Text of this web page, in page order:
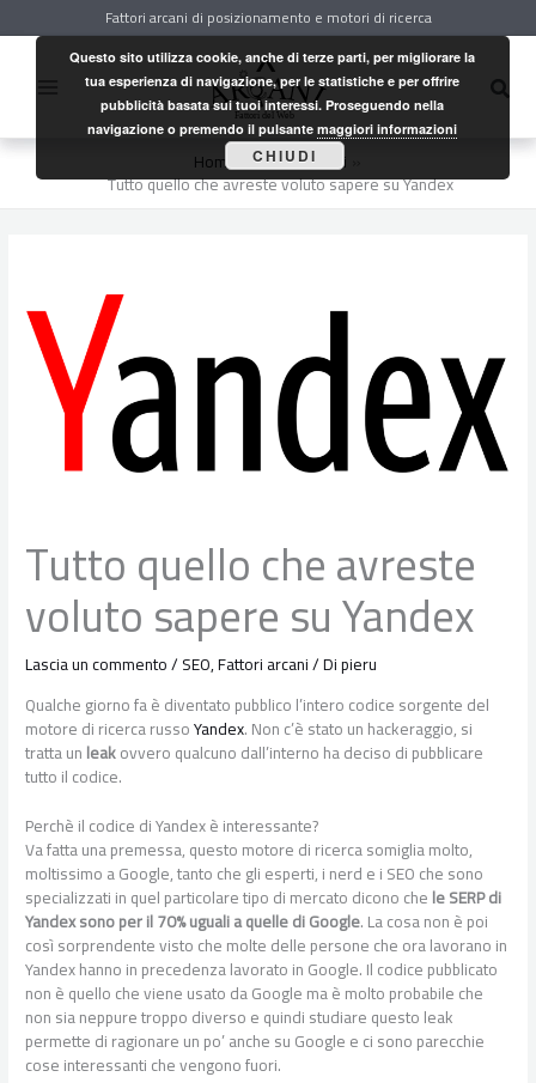
al
Fattori arcani di posizionamento e motori di ricerca
Home Fattori arcani
Tutto quello che avreste voluto sapere su Yandex
Tutto quello che avreste
voluto sapere su Yandex
Lascia un commento/SEO,Fattori arcani/ Dipieru
Qualche giorno fa è diventato pubblico l’intero codice sorgente del
motore di ricerca russoYandex. Non c’è stato un hackeraggio, si
tratta unleakovvero qualcuno dall’interno ha deciso di pubblicare
tutto il codice.
Perchè il codice di Yandex è interessante?
Va fatta una premessa, questo motore di ricerca somiglia molto,
moltissimo a Google, tanto che gli esperti, i nerd e i SEO che sono
specializzati in quel particolare tipo di mercato dicono chele SERP di
Yandex sono per il 70% uguali a quelle di Google. La cosa non è poi
così sorprendente visto che molte delle persone che ora lavorano in
Yandex hanno in precedenza lavorato in Google. Il codice pubblicato
non è quello che viene usato da Google ma è molto probabile che
non sia neppure troppo diverso e quindi studiare questo leak
permette di ragionare un po’ anche su Google e ci sono parecchie
cose interessanti che vengono fuori.
Questo sito utilizza cookie, anche di terze parti, per migliorare la
tua esperienza di navigazione, per le statistiche e per offrire
pubblicità basata sui tuoi interessi. Proseguendo nella
navigazione o premendo il pulsantemaggiori informazioni
CHIUDI